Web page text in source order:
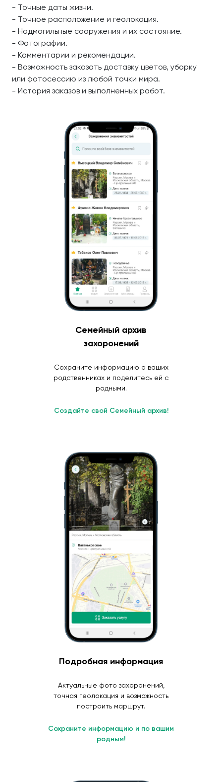
- Точные даты жизни.
- Точное расположение и геолокация.
- Надмогильные сооружения и их состояние.
- Фотографии.
- Комментарии и рекомендации.
- Возможность заказать доставку цветов, уборку
или фотосессию из любой точки мира.
- История заказов и выполненных работ.
Семейный архив
захоронений
Сохраните информацию о ваших
родственниках и поделитесь ей с
родными.
Создайте свой Семейный архив!
Подробная информация
Актуальные фото захоронений,
точная геолокация и возможность
построить маршрут.
Сохраните информацию и по вашим
родным!